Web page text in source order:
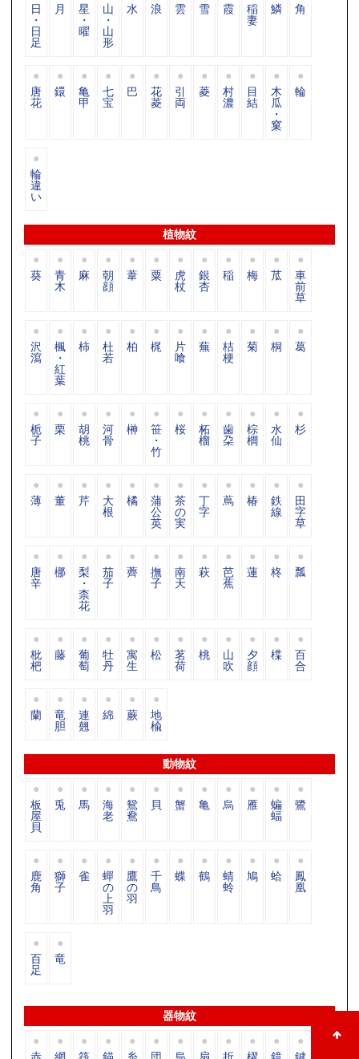
日
・
日
足
月 星
・
曜
山
・
山
形
水 浪 雲 雪 霞 稲
妻
鱗 角
唐
花
鐶 亀
甲
七
宝
巴 花
菱
引
両
菱 村
濃
目
結
木
瓜
・
窠
輪
輪
違
い
植物紋
葵 青
木
麻 朝
顔
葦 粟 虎
杖
銀
杏
稲 梅 苽 車
前
草
沢
瀉
楓
・
紅
葉
柿 杜
若
柏 梶 片
喰
蕪 桔
梗
菊 桐 葛
栀
子
栗 胡
桃
河
骨
榊 笹
・
竹
桜 柘
榴
歯
朶
棕
櫚
水
仙
杉
薄 董 芹 大
根
橘 蒲
公
英
茶
の
実
丁
字
蔦 椿 鉄
線
田
字
草
唐
辛
梛 梨
・
柰
花
茄
子
薺 撫
子
南
天
萩 芭
蕉
蓮 柊 瓢
枇
杷
藤 葡
萄
牡
丹
寓
生
松 茗
荷
桃 山
吹
夕
顔
楪 百
合
蘭 竜
胆
連
翹
綿 蕨 地
楡
動物紋
板
屋
貝
兎 馬 海
老
鴛
鴦
貝 蟹 亀 烏 雁 蝙
蝠
鷺
鹿
角
獅
子
雀 蟬
の
上
羽
鷹
の
羽
千
鳥
蝶 鶴 蜻
蛉
鳩 蛤 鳳
凰
百
足
竜
器物紋